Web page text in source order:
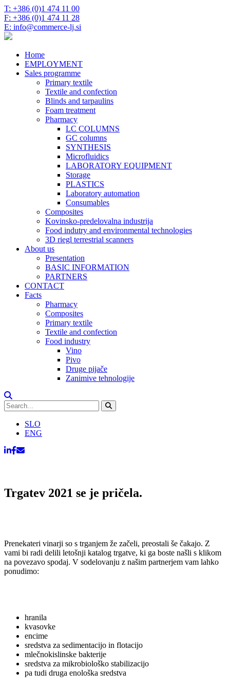
T: +386 (0)1 474 11 00
F: +386 (0)1 474 11 28
E: info@commerce-lj.si
Home
EMPLOYMENT
Sales programme
Primary textile
Textile and confection
Blinds and tarpaulins
Foam treatment
Pharmacy
LC COLUMNS
GC columns
SYNTHESIS
Microfluidics
LABORATORY EQUIPMENT
Storage
PLASTICS
Laboratory automation
Consumables
Composites
Kovinsko-predelovalna industrija
Food indutry and environmental technologies
3D riegl terrestrial scanners
About us
Presentation
BASIC INFORMATION
PARTNERS
CONTACT
Facts
Pharmacy
Composites
Primary textile
Textile and confection
Food industry
Vino
Pivo
Druge pijače
Zanimive tehnologije
SLO
ENG
Trgatev 2021 se je pričela.
Prenekateri vinarji so s trganjem že začeli, preostali še čakajo. Z
vami bi radi delili letošnji katalog trgatve, ki ga boste našli s klikom
na povezavo spodaj. V sodelovanju z našim partnerjem vam lahko
ponudimo:
hranila
kvasovke
encime
sredstva za sedimentacijo in flotacijo
mlečnokislinske bakterije
sredstva za mikrobiološko stabilizacijo
pa tudi druga enološka sredstva